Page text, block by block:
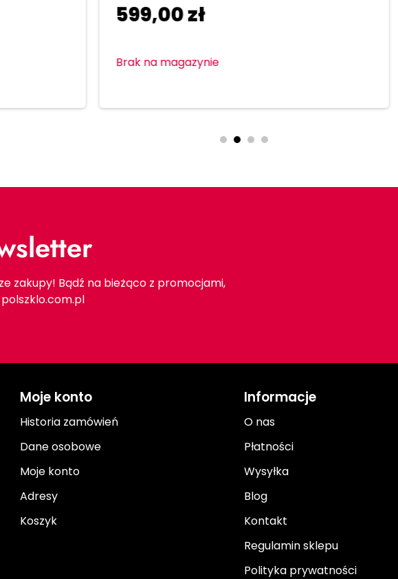
599,00zł
Brak na magazynie
zakupy! Bądź na bieżąco z promocjami,
Moje konto
Historia zamówień
Dane osobowe
Moje konto
Adresy
Koszyk
Informacje
O nas
Płatności
Wysyłka
Blog
Kontakt
Regulamin sklepu
Polityka prywatności